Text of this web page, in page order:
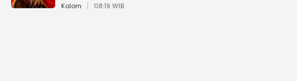
Kolom 08:19 WIB